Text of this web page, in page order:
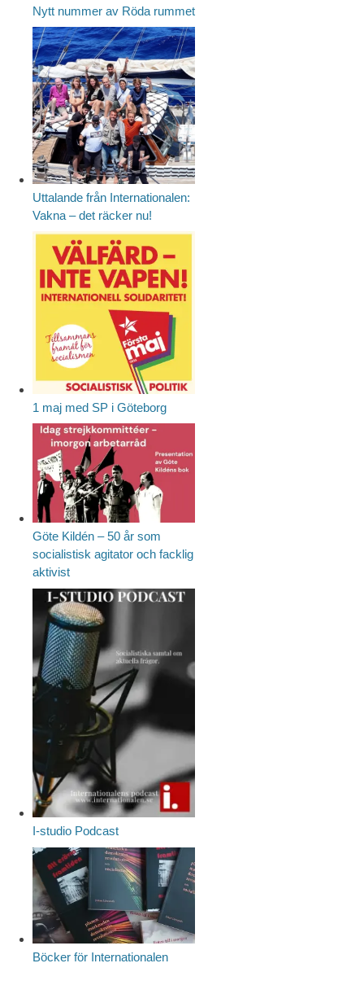
Nytt nummer av Röda rummet
Uttalande från Internationalen:
Vakna – det räcker nu!
1 maj med SP i Göteborg
Göte Kildén – 50 år som
socialistisk agitator och facklig
aktivist
I-studio Podcast
Böcker för Internationalen